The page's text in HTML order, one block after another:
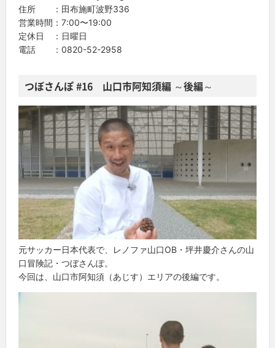
住所 ：田布施町波野336
営業時間：7:00〜19:00
定休日 ：日曜日
電話 ：0820-52-2958
つぼさんぽ #16 山口市阿知須編 ～後編～
元サッカー日本代表で、レノファ山口OB・坪井慶介さんの山
口冒険記・つぼさんぽ。
今回は、山口市阿知須（あじす）エリアの後編です。